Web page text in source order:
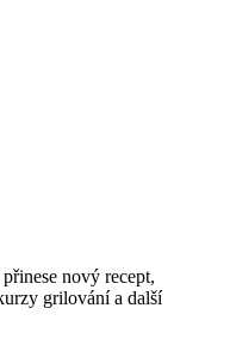
nový recept,
grilování a další